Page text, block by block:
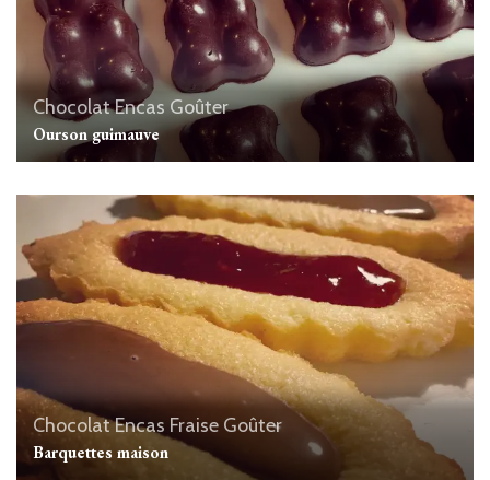
ChocolatEncas Goûter
Ourson guimauve
ChocolatEncas Fraise Goûter
Barquettes maison